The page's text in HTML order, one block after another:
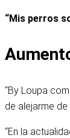
“Mis perros
“By Loupa
de alejarme
“En la